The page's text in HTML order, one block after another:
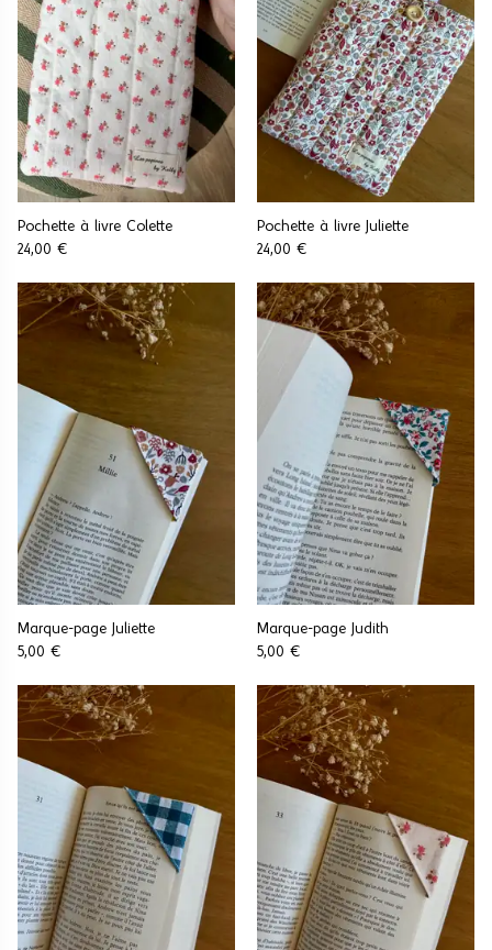
Pochette à livre Colette
24,00 €
Pochette à livre Juliette
24,00 €
Marque-page Juliette
5,00 €
Marque-page Judith
5,00 €